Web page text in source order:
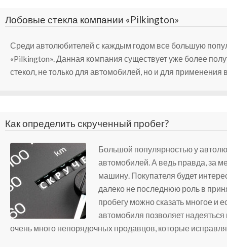
Лобовые стекла компании «Pilkington»
Среди автолюбителей с каждым годом все большую
«Pilkington». Данная компания существует уже более
стекол, не только для автомобилей, но и для
Как определить скрученный пробег?
Большой популярностью у
автомобилей. А ведь правда, за
машину. Покупателя будет
далеко не последнюю роль в
пробегу можно сказать многое и
автомобиля позволяет
очень много непорядочных продавцов, которые